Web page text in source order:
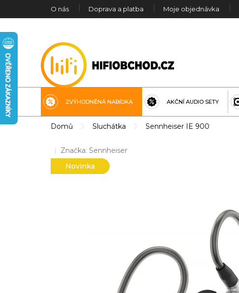
O nás Doprava a platba Moje objednávka
ZVÝHODNĚNÁ NABÍDKA AKČNÍ AUDIO SETY
Domů Sluchátka Sennheiser IE 900
Novinka
Značka: Sennheiser